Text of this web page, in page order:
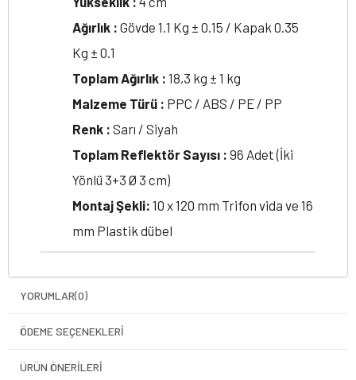
Ağırlık : Gövde 1.1 Kg ± 0.15 / Kapak 0.35
Kg ± 0.1
Toplam Ağırlık : 18,3 kg ± 1 kg
Malzeme Türü : PPC / ABS / PE / PP
Renk : Sarı / Siyah
Toplam Reflektör Sayısı : 96 Adet (İki
Yönlü 3+3 Ø 3 cm)
Montaj Şekli: 10 x 120 mm Trifon vida ve 16
mm Plastik dübel
YORUMLAR(0)
ÖDEME SEÇENEKLERI
ÜRÜN ÖNERILERI